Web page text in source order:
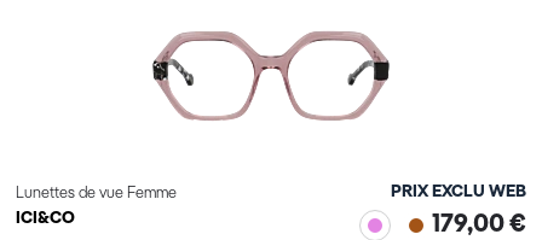
Lunettes de vue Femme
ICI&CO
PRIX EXCLU WEB
179,00 €